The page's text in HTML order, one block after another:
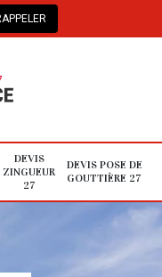
DEVIS
ZINGUEUR
27
DEVIS POSE DE
GOUTTIÈRE 27